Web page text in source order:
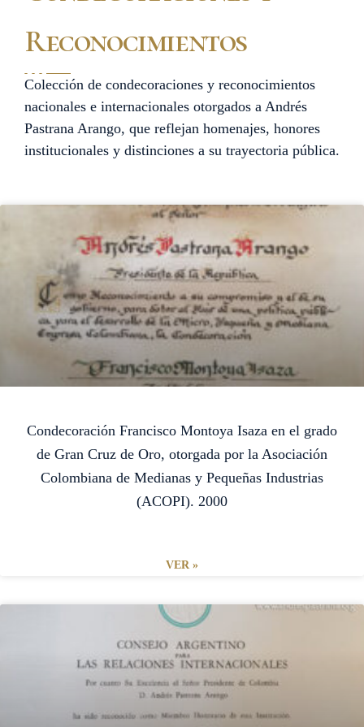
Reconocimientos
Colección de condecoraciones y reconocimientos
nacionales e internacionales otorgados a Andrés
Pastrana Arango, que reflejan homenajes, honores
institucionales y distinciones a su trayectoria pública.
Condecoración Francisco Montoya Isaza en el grado
de Gran Cruz de Oro, otorgada por la Asociación
Colombiana de Medianas y Pequeñas Industrias
(ACOPI). 2000
VER »
PáginaPáginaPágina Página